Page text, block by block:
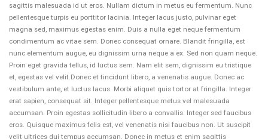
sagittis malesuada id ut eros. Nullam dictum in metus eu fermentum. Nunc
pellentesque turpis eu porttitor lacinia. Integer lacus justo, pulvinar eget
magna sed, maximus egestas enim. Duis a nulla eget neque fermentum
condimentum ac vitae sem. Donec consequat ornare. Blandit fringilla, est
nunc elementum augue, eu dignissim urna neque a ex. Sed non quam neque.
Proin eget gravida tellus, id luctus sem. Nam elit sem, dignissim eu tristique
et, egestas vel velit.Donec et tincidunt libero, a venenatis augue. Donec ac
vestibulum ante, et luctus lacus. Morbi aliquet quis tortor at fringilla. Integer
erat sapien, consequat sit. Integer pellentesque metus vel malesuada
accumsan. Proin egestas sollicitudin libero a convallis. Integer sed faucibus
eros. Quisque maximus felis est, vel venenatis nisi faucibus non. Ut suscipit
velit ultrices dui tempus accumsan. Donec in metus et enim sagittis